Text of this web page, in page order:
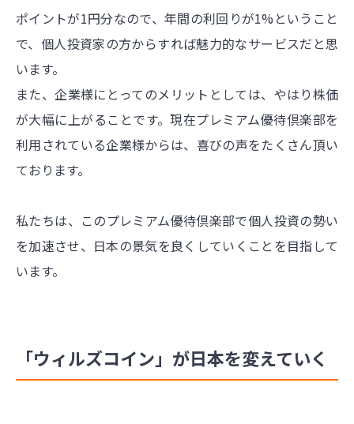
ポイントが1円分なので、年間の利回りが1%ということ
で、個人投資家の方からすれば魅力的なサービスだと思
います。
また、企業様にとってのメリットとしては、やはり株価
が大幅に上がることです。現在プレミアム優待倶楽部を
利用されている企業様からは、喜びの声をたくさん頂い
ております。
私たちは、このプレミアム優待倶楽部で個人投資の勢い
を加速させ、日本の景気を良くしていくことを目指して
います。
「ウィルズコイン」が日本を変えていく